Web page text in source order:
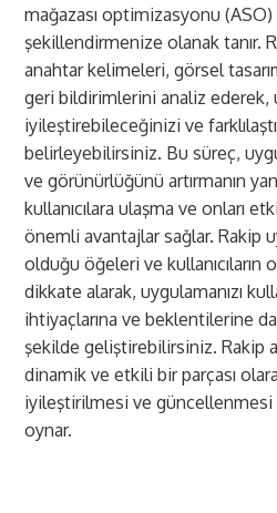
mağazası optimizasyonu
şekillendirmenize olanak tanır.
anahtar kelimeleri, görsel
geri bildirimlerini analiz ederek,
iyileştirebileceğinizi ve
belirleyebilirsiniz. Bu süreç,
ve görünürlüğünü artırmanın
kullanıcılara ulaşma ve onları
önemli avantajlar sağlar. Rakip
olduğu öğeleri ve
dikkate alarak, uygulamanızı
ihtiyaçlarına ve beklentilerine
şekilde geliştirebilirsiniz. Rakip
dinamik ve etkili bir parçası
iyileştirilmesi ve
oynar.